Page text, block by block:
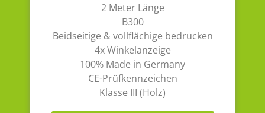
2 Meter Länge
B300
Beidseitige & vollflächige bedrucken
4x Winkelanzeige
100% Made in Germany
CE-Prüfkennzeichen
Klasse III (Holz)